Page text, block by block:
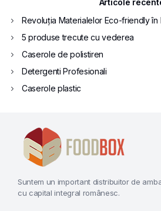
Articole
Revoluția Materialelor Eco-friendly în
5 produse trecute cu vederea
Caserole de polistiren
Detergenti Profesionali
Caserole plastic
Suntem un important distribuitor de
cu capital integral românesc.